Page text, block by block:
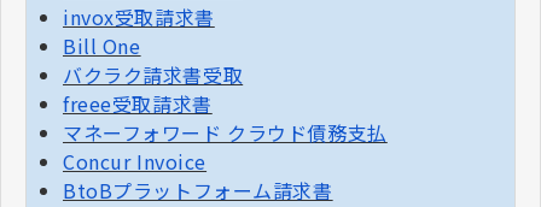
invox受取請求書
Bill One
バクラク請求書受取
freee受取請求書
マネーフォワード クラウド債務支払
Concur Invoice
BtoBプラットフォーム請求書